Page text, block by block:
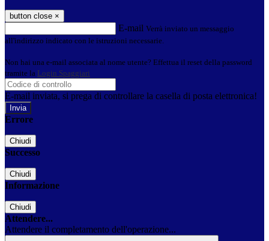
button close ×
E-mail Verrà inviato un messaggio
all'indirizzo indicato con le istruzioni necessarie.
Non hai una e-mail associata al nome utente? Effettua il reset della password
tramite la Login Spaggiari
E-mail inviata, si prega di controllare la casella di posta elettronica!
Errore
Chiudi
Successo
Chiudi
Informazione
Chiudi
Attendere...
Attendere il completamento dell'operazione...